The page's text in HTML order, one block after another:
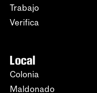
Trabajo
Verifica
Local
Colonia
Maldonado